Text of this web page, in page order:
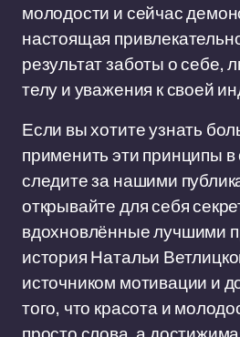
молодости и сейчас
настоящая
результат заботы о себе,
телу и уважения к своей
Если вы хотите узнать
применить эти принципы
следите за нашими
открывайте для себя
вдохновлённые лучшими
история Натальи
источником мотивации и
того, что красота и